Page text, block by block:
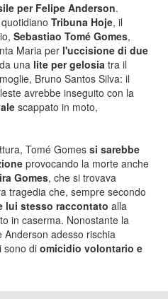
per Felipe Anderson.
Tribuna Hoje, il
Sebastiao Tomé Gomes,
Maria per l'uccisione di due
una lite per gelosia tra il
Bruno Santos Silva: il
avrebbe inseguito con la
scappato in moto,
Tomé Gomes si sarebbe
provocando la morte anche
Gomes, che si trovava
tragedia che, sempre secondo
lui stesso raccontato alla
in caserma. Nonostante la
adesso rischia
sono di omicidio volontario e